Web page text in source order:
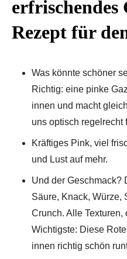
erfrischendes
Rezept für
Was könnte schöner
Richtig: eine pinke
innen und macht
uns optisch regelrecht
Kräftiges Pink, viel
und Lust auf mehr.
Und der Geschmack?
Säure, Knack, Würze,
Crunch. Alle
Wichtigste: Diese
innen richtig schön